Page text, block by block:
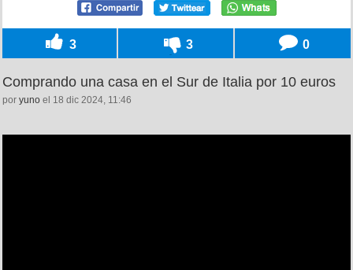
3 3 0
Comprando una casa en el Sur de Italia por 10 euros
por yuno el 18 dic 2024, 11:46